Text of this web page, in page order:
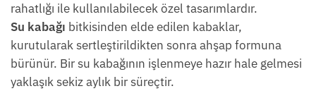
rahatlığı ile kullanılabilecek özel tasarımlardır.
Su kabağı bitkisinden elde edilen kabaklar,
kurutularak sertleştirildikten sonra ahşap formuna
bürünür. Bir su kabağının işlenmeye hazır hale gelmesi
yaklaşık sekiz aylık bir süreçtir.